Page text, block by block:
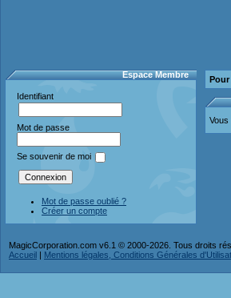
Espace Membre
Identifiant
Mot de passe
Se souvenir de moi
Mot de passe oublié ?
Créer un compte
Vous
MagicCorporation.com v6.1 © 2000-2026. Tous droits
Accueil | Mentions légales, Conditions Générales